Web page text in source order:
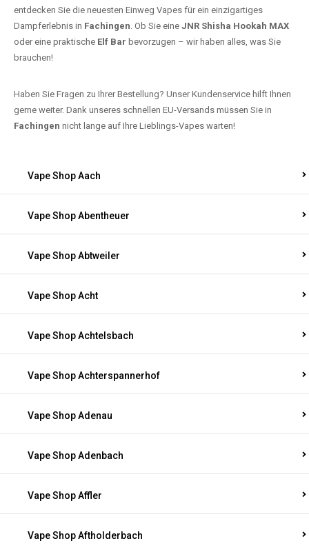
entdecken Sie die neuesten Einweg Vapes für ein einzigartiges
Dampferlebnis in Fachingen. Ob Sie eine JNR Shisha Hookah MAX
oder eine praktische Elf Bar bevorzugen – wir haben alles, was Sie
brauchen!
Haben Sie Fragen zu Ihrer Bestellung? Unser Kundenservice hilft Ihnen
gerne weiter. Dank unseres schnellen EU-Versands müssen Sie in
Fachingen nicht lange auf Ihre Lieblings-Vapes warten!
Vape Shop Aach
Vape Shop Abentheuer
Vape Shop Abtweiler
Vape Shop Acht
Vape Shop Achtelsbach
Vape Shop Achterspannerhof
Vape Shop Adenau
Vape Shop Adenbach
Vape Shop Affler
Vape Shop Aftholderbach